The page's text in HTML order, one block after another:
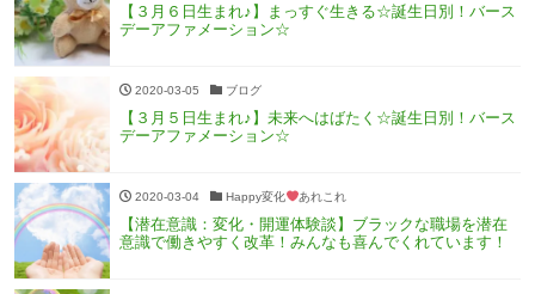
【３月６日生まれ♪】まっすぐ生きる☆誕生日別！バース
デーアファメーション☆
2020-03-05 ブログ
【３月５日生まれ♪】未来へはばたく☆誕生日別！バース
デーアファメーション☆
2020-03-04 Happy変化 あれこれ
【潜在意識：変化・開運体験談】ブラックな職場を潜在
意識で働きやすく改革！みんなも喜んでくれています！